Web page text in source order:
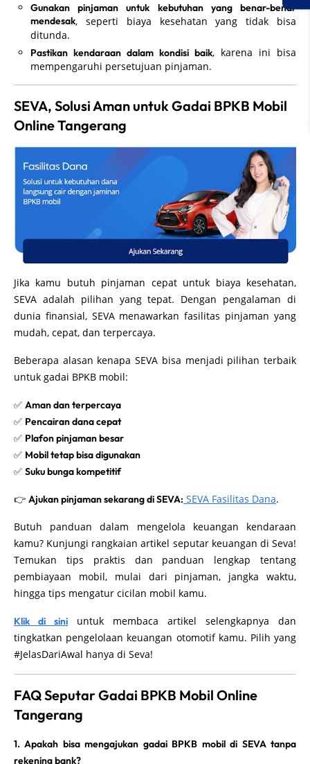
Gunakan pinjaman untuk kebutuhan yang benar-benar
mendesak, seperti biaya kesehatan yang tidak bisa
ditunda.
Pastikan kendaraan dalam kondisi baik, karena ini bisa
mempengaruhi persetujuan pinjaman.
SEVA, Solusi Aman untuk Gadai BPKB Mobil
Online Tangerang
Jika kamu butuh pinjaman cepat untuk biaya kesehatan,
SEVA adalah pilihan yang tepat. Dengan pengalaman di
dunia finansial, SEVA menawarkan fasilitas pinjaman yang
mudah, cepat, dan terpercaya.
Beberapa alasan kenapa SEVA bisa menjadi pilihan terbaik
untuk gadai BPKB mobil:
✅ Aman dan terpercaya
✅ Pencairan dana cepat
✅ Plafon pinjaman besar
✅ Mobil tetap bisa digunakan
✅ Suku bunga kompetitif
👉 Ajukan pinjaman sekarang di SEVA: SEVA Fasilitas Dana.
Butuh panduan dalam mengelola keuangan kendaraan
kamu? Kunjungi rangkaian artikel seputar keuangan di Seva!
Temukan tips praktis dan panduan lengkap tentang
pembiayaan mobil, mulai dari pinjaman, jangka waktu,
hingga tips mengatur cicilan mobil kamu.
Klik di sini untuk membaca artikel selengkapnya dan
tingkatkan pengelolaan keuangan otomotif kamu. Pilih yang
#JelasDariAwal hanya di Seva!
FAQ Seputar Gadai BPKB Mobil Online
Tangerang
1. Apakah bisa mengajukan gadai BPKB mobil di SEVA tanpa
rekening bank?